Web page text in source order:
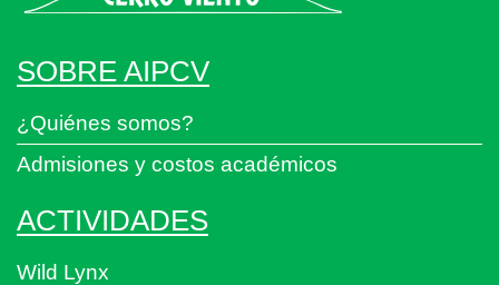
SOBRE AIPCV
¿Quiénes somos?
Admisiones y costos académicos
ACTIVIDADES
Wild Lynx